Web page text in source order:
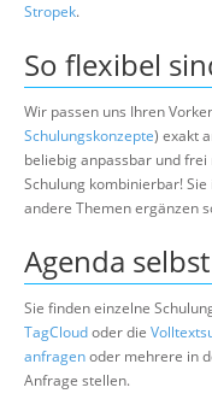
Stropek.
So flexibel
Wir passen uns Ihren
Schulungskonzepte) exakt
beliebig anpassbar und
Schulung kombinierbar!
andere Themen ergänzen
Agenda
Sie finden einzelne
TagCloudoder die
anfragenoder mehrere in
Anfrage stellen.